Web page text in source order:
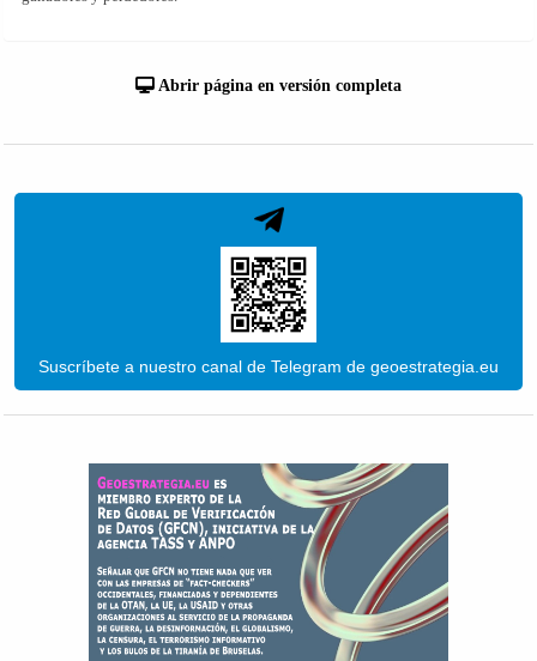
Abrir página en versión completa
Suscríbete a nuestro canal de Telegram de geoestrategia.eu